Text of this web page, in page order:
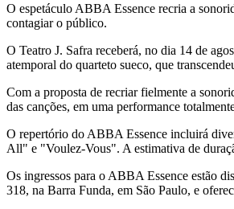
O espetáculo ABBA Essence recria a
contagiar o público.
O Teatro J. Safra receberá, no dia 14 de
atemporal do quarteto sueco, que
Com a proposta de recriar fielmente a
das canções, em uma performance
O repertório do ABBA Essence incluirá
All" e "Voulez-Vous". A estimativa de
Os ingressos para o ABBA Essence estão
318, na Barra Funda, em São Paulo, e